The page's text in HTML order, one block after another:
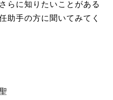
らに知りたいことがある
助手の方に聞いてみてく